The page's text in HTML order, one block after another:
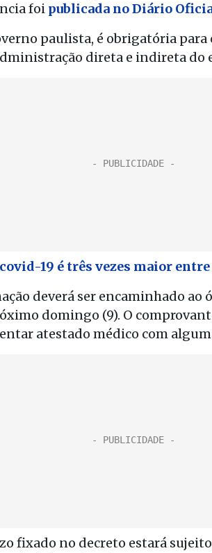
foi publicada no Diário
paulista, é obrigatória para
direta e indireta do
19 é três vezes maior
deverá ser encaminhado ao
domingo (9). O
atestado médico com
fixado no decreto estará